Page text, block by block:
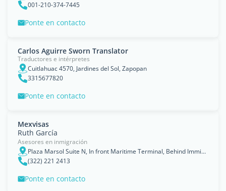
001-210-374-7445
Ponte en contacto
Carlos Aguirre Sworn Translator
Traductores e intérpretes
Cuitlahuac 4570, Jardines del Sol, Zapopan
3315677820
Ponte en contacto
Mexvisas
Ruth García
Asesores en inmigración
Plaza Marsol Suite N, In front Maritime Terminal, Behind Immigration Office, Puerto Vallarta
(322) 221 2413
Ponte en contacto